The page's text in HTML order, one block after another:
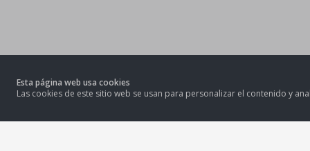
Esta página web usa cookies
Las cookies de este sitio web se usan para personalizar el contenido y